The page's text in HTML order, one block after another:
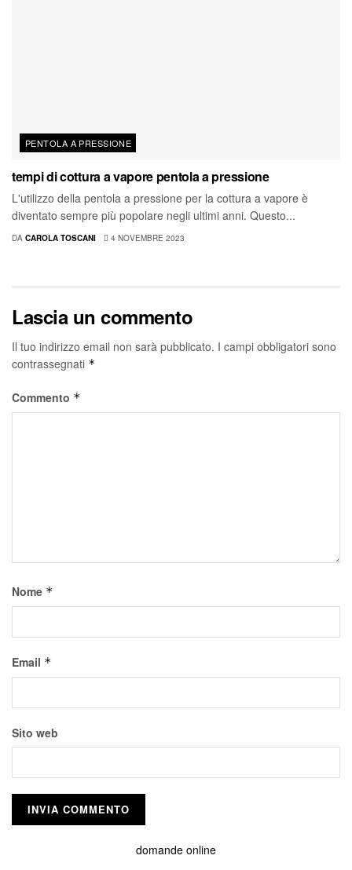
PENTOLA A PRESSIONE
tempi di cottura a vapore pentola a pressione
L'utilizzo della pentola a pressione per la cottura a vapore è
diventato sempre più popolare negli ultimi anni. Questo...
DA CAROLA TOSCANI 4 NOVEMBRE 2023
Lascia un commento
Il tuo indirizzo email non sarà pubblicato. I campi obbligatori sono
contrassegnati *
Commento *
Nome *
Email *
Sito web
domande online